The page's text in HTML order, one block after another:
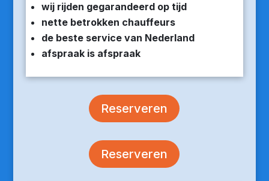
wij rijden gegarandeerd op tijd
nette betrokken chauffeurs
de beste service van Nederland
afspraak is afspraak
Reserveren
Reserveren